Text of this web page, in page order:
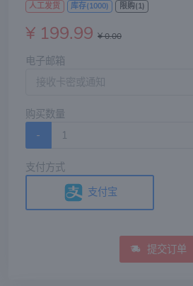
人工发货 库存(1000) 限购(1)
¥ 199.99 ¥ 0.00
电子邮箱
购买数量
-
支付方式
支付宝
提交订单